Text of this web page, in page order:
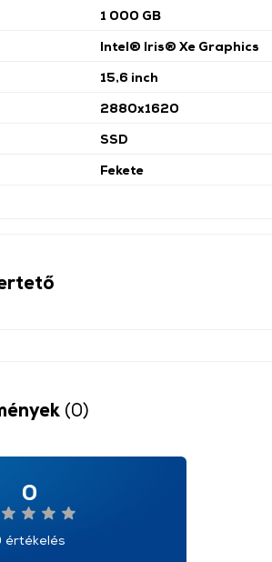
1 000 GB
Intel® Iris® Xe Graphics
15,6 inch
2880x1620
SSD
Fekete
(0)
0
értékelés